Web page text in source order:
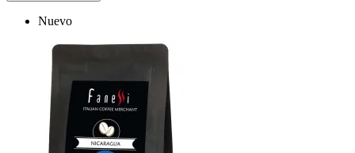
Nuevo